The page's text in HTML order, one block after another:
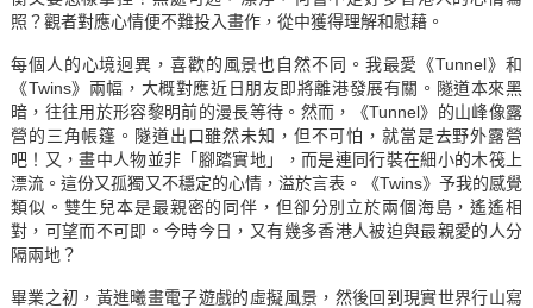
照？觀者對應心情便不難投入畫作，從中獲得理解和慰藉。
每個人的心境迥異，喜歡的風景也自然不同。我最愛《Tunnel》和
《Twins》兩幅，大概對應近日朋友即將離港發展有關。隧道本來黑
暗，往往用於形容黎明前的漫長等待。然而，《Tunnel》的山峰像露
營的三角帳篷。隧道出口雖然未知，但不可怕，就當是去野外露營
吧！又，畫中人物並非「腳踏實地」，而是連同行裝在細小的木筏上
漂流。這份又孤獨又不穩定的心情，溢於言表。《Twins》予我的感覺
類似。雙生兒本是最親密的同伴，但卻分別立於兩個海島，遙遙相
對，可望而不可即。今時今日，又有幾多香港人被迫與最親愛的人分
隔兩地？
畢業之初，黃進曦畫電子遊戲的虛擬風景，然後回到現實世界行山寫